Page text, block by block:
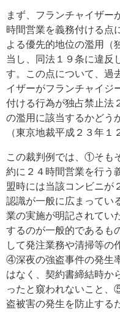
まず、フランチャイザー
時間営業を義務付ける点
よる優先的地位の濫用（
当し、同法１９条に違反
す。この点について、過
イザーがフランチャイジ
付ける行為が独占禁止法
の濫用に該当するかどう
（東京地裁平成２３年１
この裁判例では、①そも
約に２４時間営業を行う
盟時には当該コンビニが
認識が一般に広まってい
業の実施が明記されてい
するのが一般的であるも
して発注業務や清掃等の
④深夜の強盗事件の発生
はなく、契約書締結時か
ったと窺われないこと
盗被害の発生を防止する